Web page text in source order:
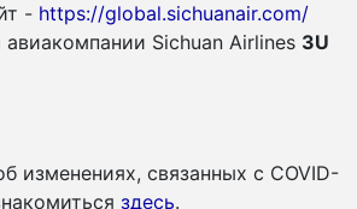
- https://global.sichuanair.com/
авиакомпании Sichuan Airlines 3U
изменениях, связанных c COVID-
здесь.